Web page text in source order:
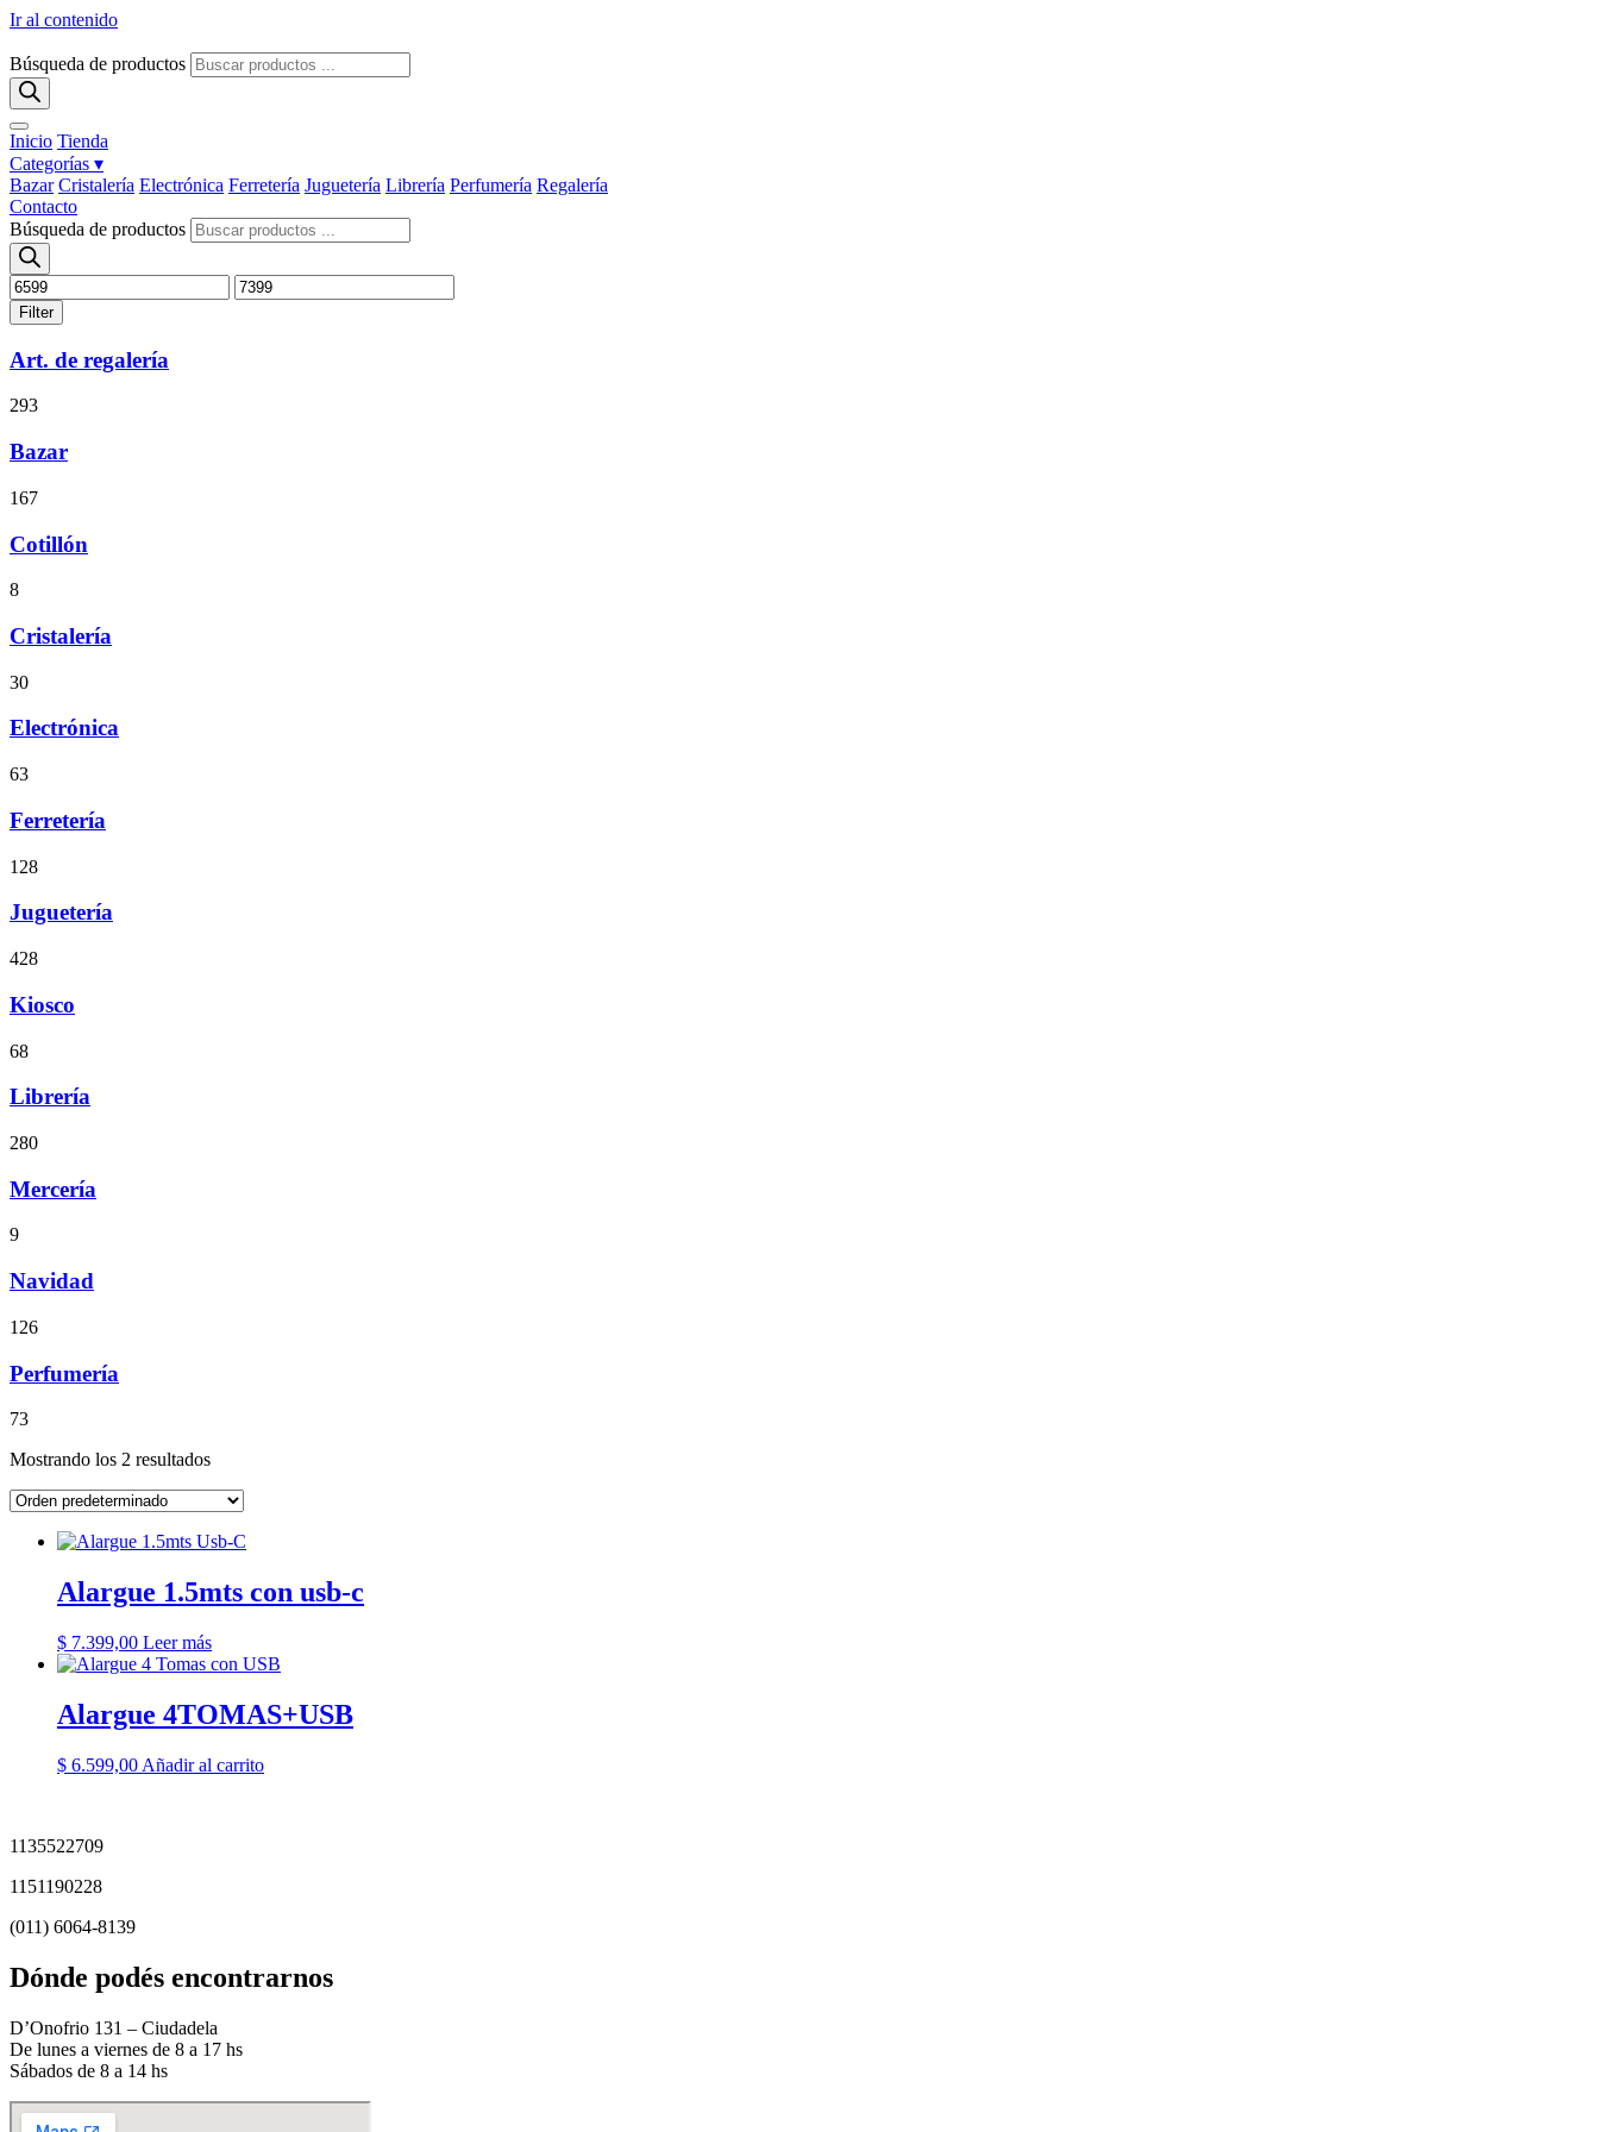
Ir al contenido
Búsqueda de productos
Inicio Tienda
Categorías ▾
Bazar Cristalería Electrónica Ferretería Juguetería Librería Perfumería Regalería
Contacto
Búsqueda de productos
Filter
Art. de regalería
293
Bazar
167
Cotillón
8
Cristalería
30
Electrónica
63
Ferretería
128
Juguetería
428
Kiosco
68
Librería
280
Mercería
9
Navidad
126
Perfumería
73
Mostrando los 2 resultados
Alargue 1.5mts con usb-c
$ 7.399,00 Leer más
Alargue 4TOMAS+USB
$ 6.599,00 Añadir al carrito
1135522709
1151190228
(011) 6064-8139
Dónde podés encontrarnos
D’Onofrio 131 – Ciudadela
De lunes a viernes de 8 a 17 hs
Sábados de 8 a 14 hs